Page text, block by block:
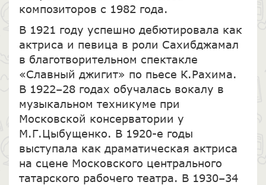
композиторов с 1982 года.
В 1921 году успешно дебютировала как
актриса и певица в роли Сахибджамал
в благотворительном спектакле
«Славный джигит» по пьесе К.Рахима.
В 1922–28 годах обучалась вокалу в
музыкальном техникуме при
Московской консерватории у
М.Г.Цыбущенко. В 1920-е годы
выступала как драматическая актриса
на сцене Московского центрального
татарского рабочего театра. В 1930–34